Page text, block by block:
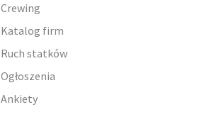
Crewing
Katalog firm
Ruch statków
Ogłoszenia
Ankiety